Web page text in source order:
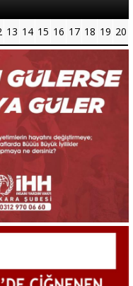
13 14 15 16 17 18 19 20